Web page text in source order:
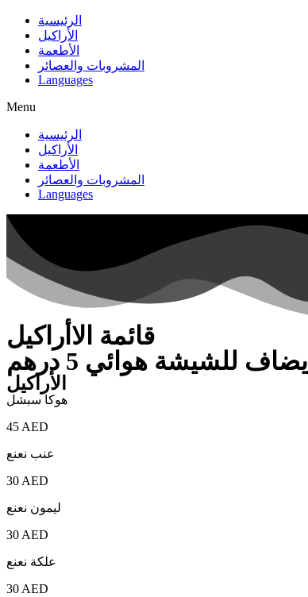
الرئيسية
الأراكيل
الأطعمة
المشروبات والعصائر
Languages
Menu
الرئيسية
الأراكيل
الأطعمة
المشروبات والعصائر
Languages
قائمة الاأراكيل
يضاف للشيشة هوائي 5 درهم
الأراكيل
هوكا سبشل
45 AED
عنب نعنع
30 AED
ليمون نعنع
30 AED
علكة نعنع
30 AED